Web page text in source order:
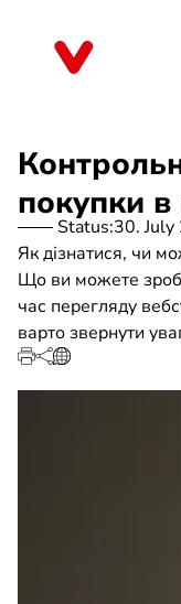
покупки
Status:30.
Як дізнатися, чи
Що ви можете
час перегляду
варто звернути